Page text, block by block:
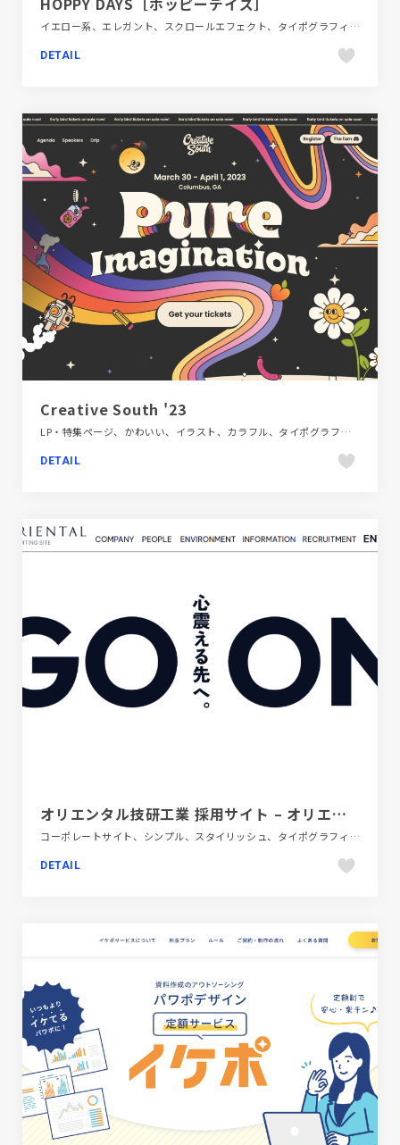
イエロー系、エレガント、スクロールエフェクト、タイポグラフィー、ホワイト系、メディアサイト、モーション多め、大きめ写真、飲料・食品
DETAIL
Creative South '23
LP・特集ページ、かわいい、イラスト、カラフル、タイポグラフィー、デザイン・アート・音楽・文芸、フラットデザイン、ポップ、海外サイト
DETAIL
オリエンタル技研工業 採用サイト – オリエンタル技研工業採用サイト
コーポレートサイト、シンプル、スタイリッシュ、タイポグラフィー、テクノロジー・サイエンス、ホワイト系
DETAIL